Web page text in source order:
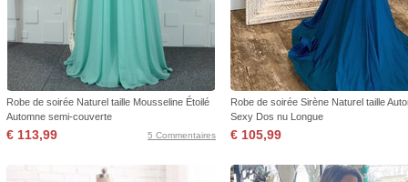
Robe de soirée Naturel taille Mousseline Étoilé
Automne semi-couverte
€ 113,99 5 Commentaires
Robe de soirée Sirène Naturel taille
Sexy Dos nu Longue
€ 105,99